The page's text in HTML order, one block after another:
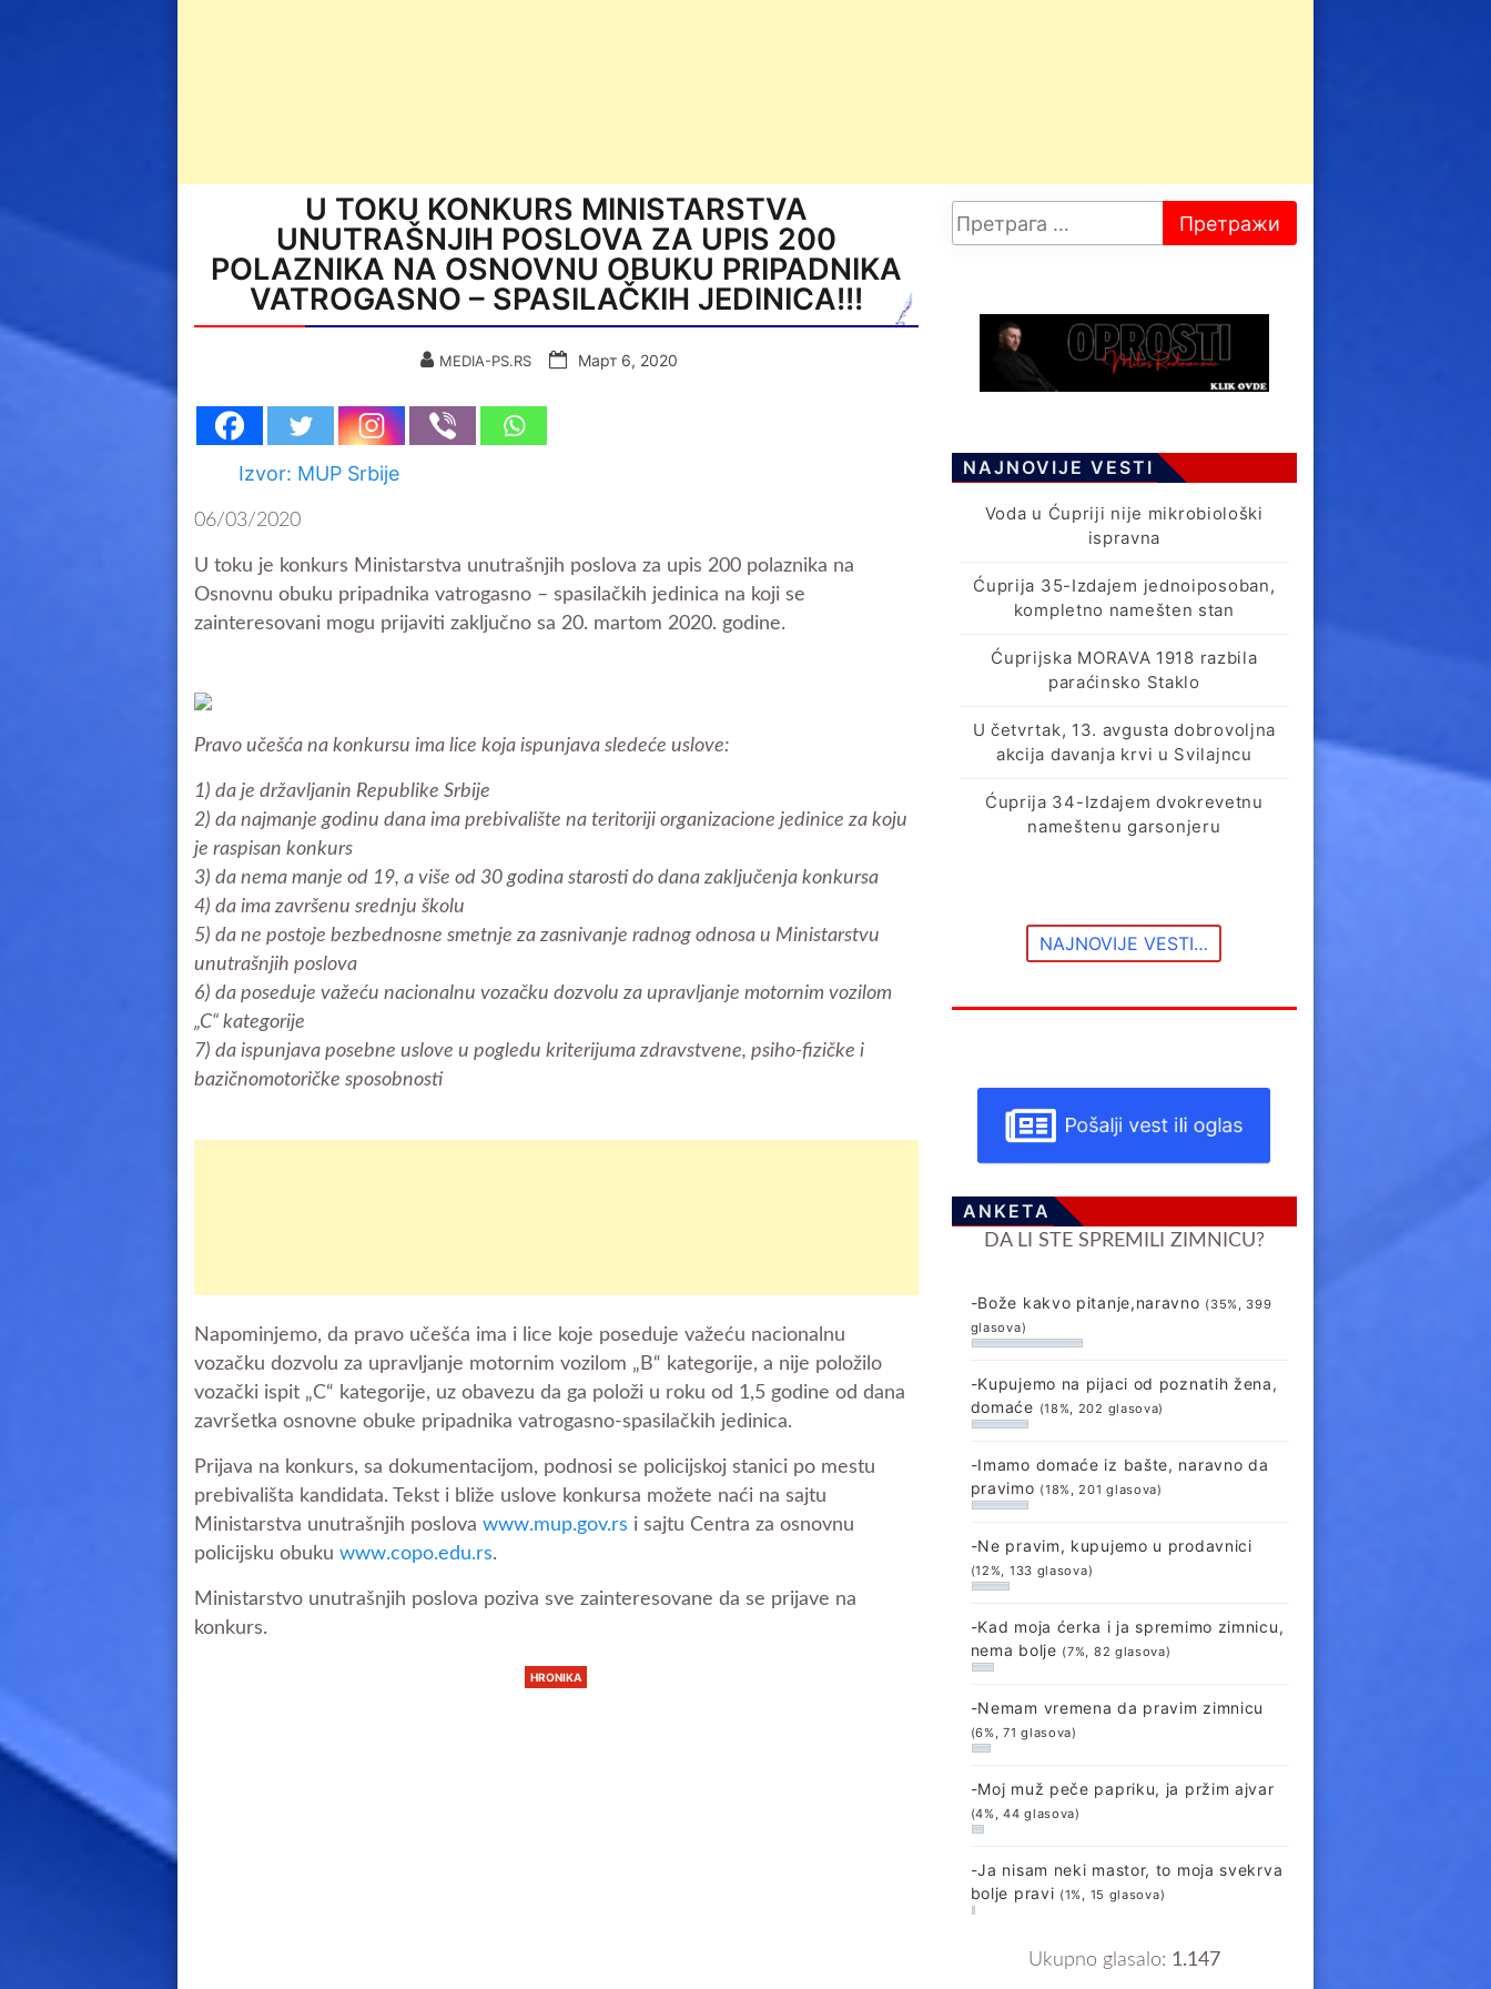
U TOKU KONKURS MINISTARSTVA
UNUTRAŠNJIH POSLOVA ZA UPIS 200
POLAZNIKA NA OSNOVNU OBUKU PRIPADNIKA
VATROGASNO – SPASILAČKIH JEDINICA!!!
MEDIA-PS.RS Март 6, 2020
Izvor: MUP Srbije
06/03/2020
U toku je konkurs Ministarstva unutrašnjih poslova za upis 200 polaznika na
Osnovnu obuku pripadnika vatrogasno – spasilačkih jedinica na koji se
zainteresovani mogu prijaviti zaključno sa 20. martom 2020. godine.
Pravo učešća na konkursu ima lice koja ispunjava sledeće uslove:
1) da je državljanin Republike Srbije
2) da najmanje godinu dana ima prebivalište na teritoriji organizacione jedinice za koju
je raspisan konkurs
3) da nema manje od 19, a više od 30 godina starosti do dana zaključenja konkursa
4) da ima završenu srednju školu
5) da ne postoje bezbednosne smetnje za zasnivanje radnog odnosa u Ministarstvu
unutrašnjih poslova
6) da poseduje važeću nacionalnu vozačku dozvolu za upravljanje motornim vozilom
„C“ kategorije
7) da ispunjava posebne uslove u pogledu kriterijuma zdravstvene, psiho-fizičke i
bazičnomotoričke sposobnosti
Napominjemo, da pravo učešća ima i lice koje poseduje važeću nacionalnu
vozačku dozvolu za upravljanje motornim vozilom „B“ kategorije, a nije položilo
vozački ispit „C“ kategorije, uz obavezu da ga položi u roku od 1,5 godine od dana
završetka osnovne obuke pripadnika vatrogasno-spasilačkih jedinica.
Prijava na konkurs, sa dokumentacijom, podnosi se policijskoj stanici po mestu
prebivališta kandidata. Tekst i bliže uslove konkursa možete naći na sajtu
Ministarstva unutrašnjih poslova www.mup.gov.rs i sajtu Centra za osnovnu
policijsku obuku www.copo.edu.rs.
Ministarstvo unutrašnjih poslova poziva sve zainteresovane da se prijave na
konkurs.
HRONIKA
NAJNOVIJE VESTI
Voda u Ćupriji nije mikrobiološki
ispravna
Ćuprija 35-Izdajem jednoiposoban,
kompletno namešten stan
Ćuprijska MORAVA 1918 razbila
paraćinsko Staklo
U četvrtak, 13. avgusta dobrovoljna
akcija davanja krvi u Svilajncu
Ćuprija 34-Izdajem dvokrevetnu
nameštenu garsonjeru
NAJNOVIJE VESTI…
Pošalji vest ili oglas
ANKETA
DA LI STE SPREMILI ZIMNICU?
-Bože kakvo pitanje,naravno (35%, 399
glasova)
-Kupujemo na pijaci od poznatih žena,
domaće (18%, 202 glasova)
-Imamo domaće iz bašte, naravno da
pravimo (18%, 201 glasova)
-Ne pravim, kupujemo u prodavnici
(12%, 133 glasova)
-Kad moja ćerka i ja spremimo zimnicu,
nema bolje (7%, 82 glasova)
-Nemam vremena da pravim zimnicu
(6%, 71 glasova)
-Moj muž peče papriku, ja pržim ajvar
(4%, 44 glasova)
-Ja nisam neki mastor, to moja svekrva
bolje pravi (1%, 15 glasova)
Ukupno glasalo: 1.147